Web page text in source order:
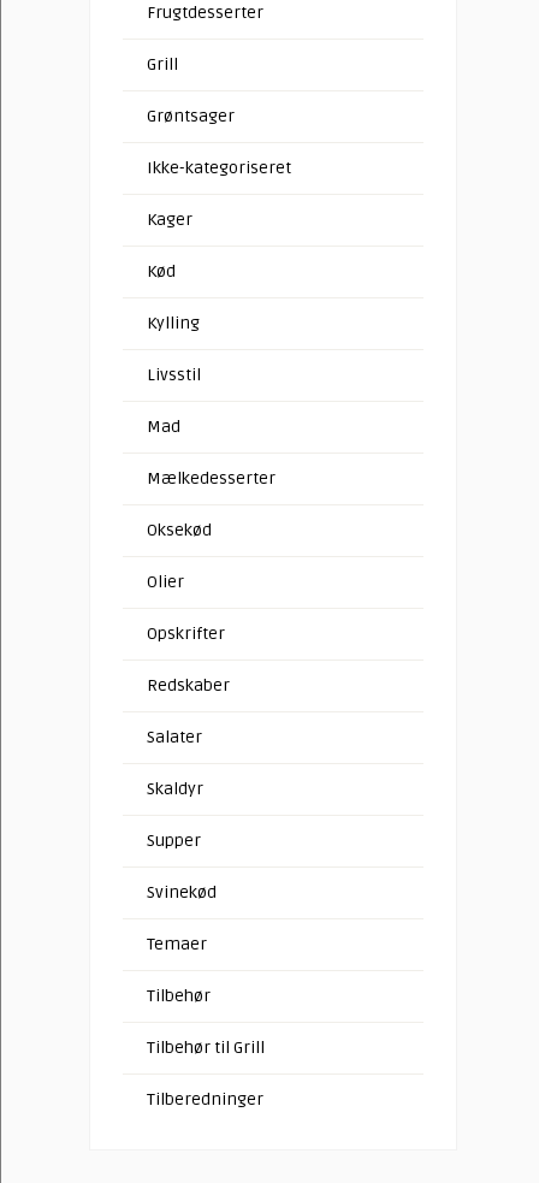
Frugtdesserter
Grill
Grøntsager
Ikke-kategoriseret
Kager
Kød
Kylling
Livsstil
Mad
Mælkedesserter
Oksekød
Olier
Opskrifter
Redskaber
Salater
Skaldyr
Supper
Svinekød
Temaer
Tilbehør
Tilbehør til Grill
Tilberedninger